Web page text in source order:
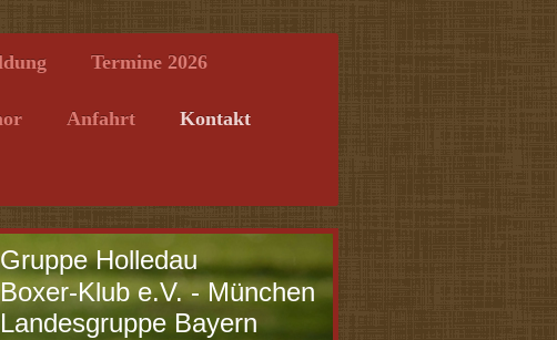
Termine 2026
Anfahrt Kontakt
Gruppe Holledau
Boxer-Klub e.V. - München
Landesgruppe Bayern